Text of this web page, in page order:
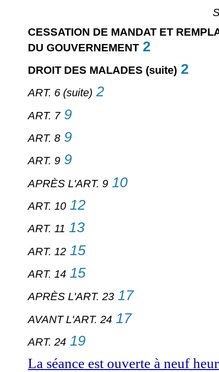
CESSATION DE MANDAT ET
DU GOUVERNEMENT2
DROIT DES MALADES (suite) 2
ART. 6 (suite) 2
ART. 79
ART. 8 9
ART. 9 9
APRÈS L'ART. 9 10
ART. 10 12
ART. 11 13
ART. 12 15
ART. 14 15
APRÈS L'ART. 23 17
AVANT L'ART. 24 17
ART. 24 19
La séance est ouverte à neuf